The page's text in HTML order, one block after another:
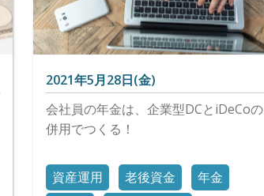
2021年5月28日(金)
会社員の年金は、企業型DCとiDeCoの
併用でつくる！
資産運用 老後資金
年金